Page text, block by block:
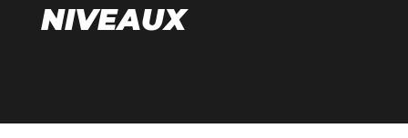
NIVEAUX